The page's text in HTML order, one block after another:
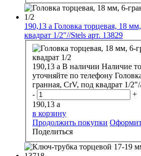
190,13 a Головка торцевая, 18
квадрат 1/2"//Stels арт. 13829
190,13 a В наличии Наличие
уточняйте по телефону
гранная, CrV, под квадрат 1/
-
+
190,13 a
в корзину
Продолжить покупки
Поделиться